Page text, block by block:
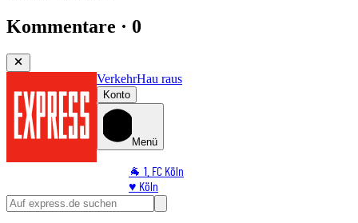
Kommentare · 0
VerkehrHau raus
Konto
Menü
🐐 1. FC Köln
♥️ Köln
⭐ Promi